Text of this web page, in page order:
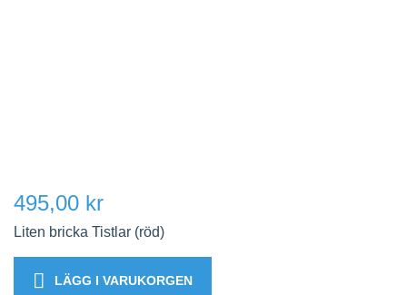
495,00 kr
Liten bricka Tistlar (röd)
LÄGG I VARUKORGEN